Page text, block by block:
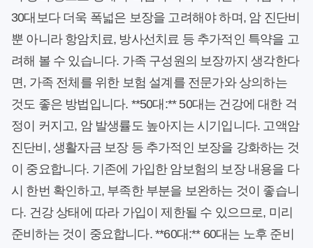
30대보다 더욱 폭넓은 보장을 고려해야 하며, 암 진단비
뿐 아니라 항암치료, 방사선치료 등 추가적인 특약을 고
려해 볼 수 있습니다. 가족 구성원의 보장까지 생각한다
면, 가족 전체를 위한 보험 설계를 전문가와 상의하는
것도 좋은 방법입니다. **50대:** 50대는 건강에 대한 걱
정이 커지고, 암 발생률도 높아지는 시기입니다. 고액암
진단비, 생활자금 보장 등 추가적인 보장을 강화하는 것
이 중요합니다. 기존에 가입한 암보험의 보장 내용을 다
시 한번 확인하고, 부족한 부분을 보완하는 것이 좋습니
다. 건강 상태에 따라 가입이 제한될 수 있으므로, 미리
준비하는 것이 중요합니다. **60대:** 60대는 노후 준비